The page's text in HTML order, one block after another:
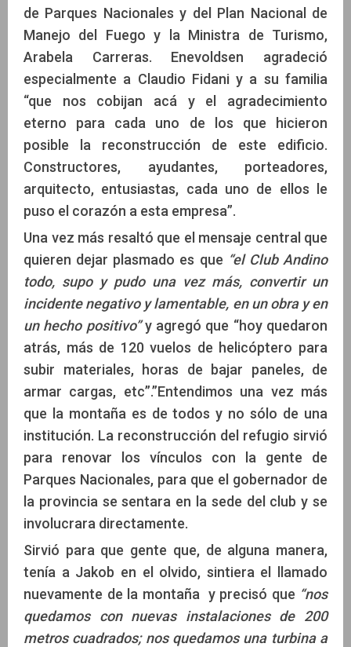
de Parques Nacionales y del Plan Nacional de
Manejo del Fuego y la Ministra de Turismo,
Arabela Carreras. Enevoldsen agradeció
especialmente a Claudio Fidani y a su familia
“que nos cobijan acá y el agradecimiento
eterno para cada uno de los que hicieron
posible la reconstrucción de este edificio.
Constructores, ayudantes, porteadores,
arquitecto, entusiastas, cada uno de ellos le
puso el corazón a esta empresa”.
Una vez más resaltó que el mensaje central que
quieren dejar plasmado es que “el Club Andino
todo, supo y pudo una vez más, convertir un
incidente negativo y lamentable, en un obra y en
un hecho positivo”y agregó que “hoy quedaron
atrás, más de 120 vuelos de helicóptero para
subir materiales, horas de bajar paneles, de
armar cargas, etc”.”Entendimos una vez más
que la montaña es de todos y no sólo de una
institución. La reconstrucción del refugio sirvió
para renovar los vínculos con la gente de
Parques Nacionales, para que el gobernador de
la provincia se sentara en la sede del club y se
involucrara directamente.
Sirvió para que gente que, de alguna manera,
tenía a Jakob en el olvido, sintiera el llamado
nuevamente de la montaña y precisó que “nos
quedamos con nuevas instalaciones de 200
metros cuadrados; nos quedamos una turbina a